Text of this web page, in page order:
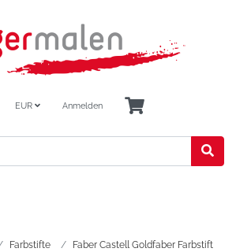
EUR Anmelden
Farbstifte
Faber Castell Goldfaber Farbstift